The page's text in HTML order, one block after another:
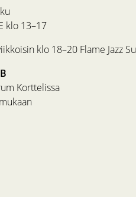
klo 13–17
klo 18–20 Flame Jazz
Korttelissa